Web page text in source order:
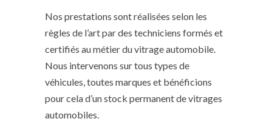
Nos prestations sont réalisées selon les
règles de l’art par des techniciens formés et
certifiés au métier du vitrage automobile.
Nous intervenons sur tous types de
véhicules, toutes marques et bénéficions
pour cela d’un stock permanent de vitrages
automobiles.